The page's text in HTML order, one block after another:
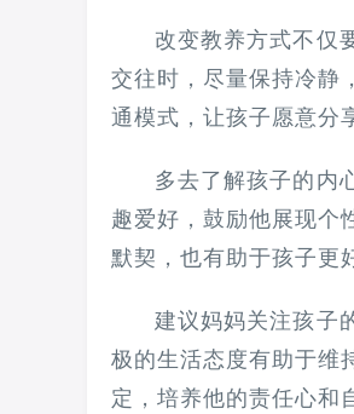
改变教养方式不仅
交往时，尽量保持冷静
通模式，让孩子愿意分
多去了解孩子的内
趣爱好，鼓励他展现个
默契，也有助于孩子更
建议妈妈关注孩子
极的生活态度有助于维
定，培养他的责任心和